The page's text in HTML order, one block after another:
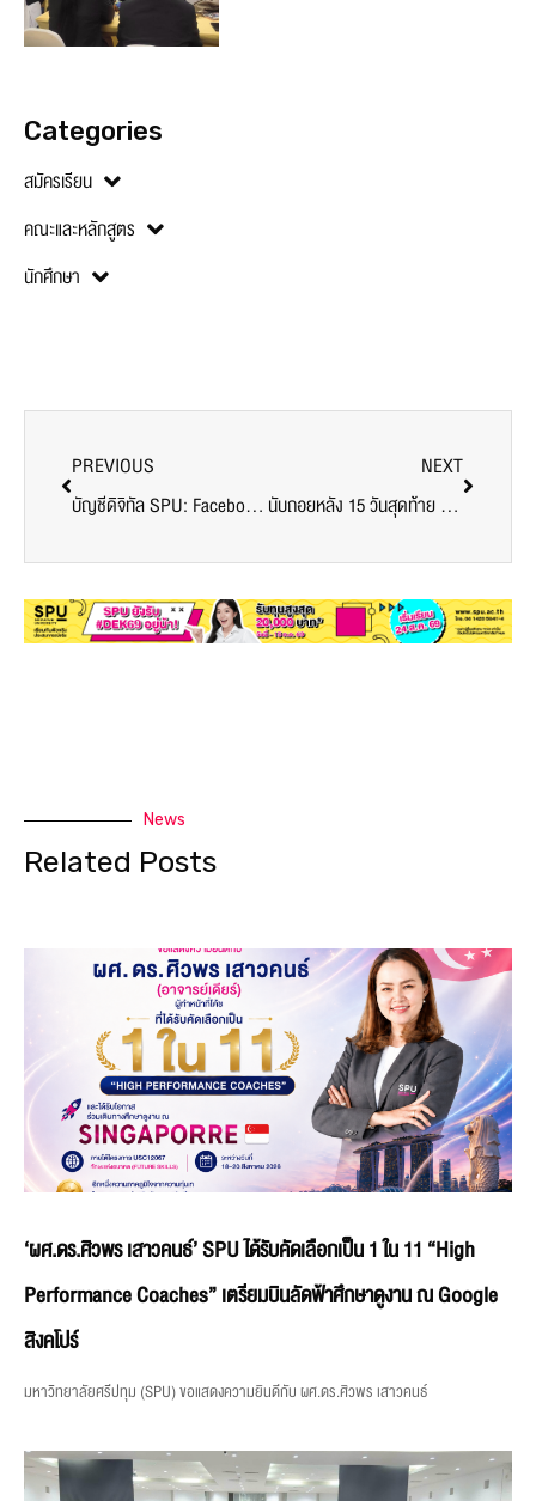
Categories
สมัครเรียน
คณะและหลักสูตร
นักศึกษา
PREVIOUS
​บัญชีดิจิทัล SPU: Facebook Live “การเรียนปริญญาเอกบัญชี SPU”
NEXT
นับถอยหลัง 15 วันสุดท้าย ปริญญาโทบัญชี SPU รับสมัครนักศึกษาปริญญาโทบัญชี SPU รุ่นที่ 19 # รับทุนสูงสุด 20,000 บาท
News
Related Posts
‘ผศ.ดร.ศิวพร เสาวคนธ์’ SPU ได้รับคัดเลือกเป็น 1 ใน 11 “High
Performance Coaches” เตรียมบินลัดฟ้าศึกษาดูงาน ณ Google
สิงคโปร์
มหาวิทยาลัยศรีปทุม (SPU) ขอแสดงความยินดีกับ ผศ.ดร.ศิวพร เสาวคนธ์